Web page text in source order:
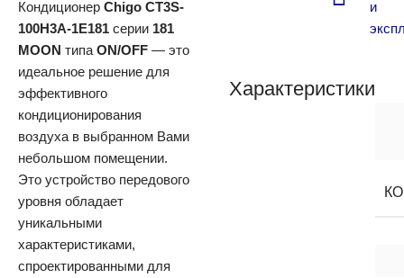
Кондиционер Chigo CT3S-
100H3A-1E181 серии 181
MOON типа ON/OFF — это
идеальное решение для
эффективного
кондиционирования
воздуха в выбранном Вами
небольшом помещении.
Это устройство передового
уровня обладает
уникальными
характеристиками,
спроектированными для
и
Характеристики